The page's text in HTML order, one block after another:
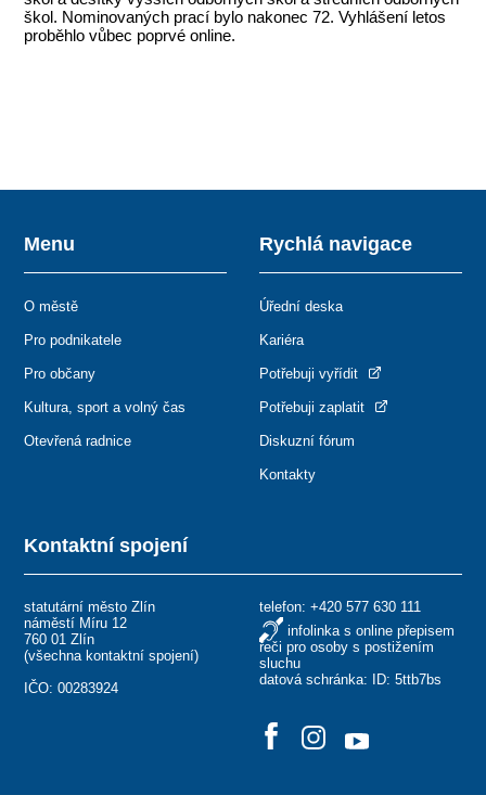
škol. Nominovaných prací bylo nakonec 72. Vyhlášení letos
proběhlo vůbec poprvé online.
Kontaktní spojení
statutární město Zlín
náměstí Míru 12
760 01 Zlín
(všechna kontaktní spojení)
IČO: 00283924
telefon: +420 577 630 111
infolinka s online přepisem
řeči pro osoby s postižením
sluchu
datová schránka: ID: 5ttb7bs
Menu
O městě
Pro podnikatele
Pro občany
Kultura, sport a volný čas
Otevřená radnice
Rychlá navigace
Úřední deska
Kariéra
Potřebuji vyřídit
Potřebuji zaplatit
Diskuzní fórum
Kontakty